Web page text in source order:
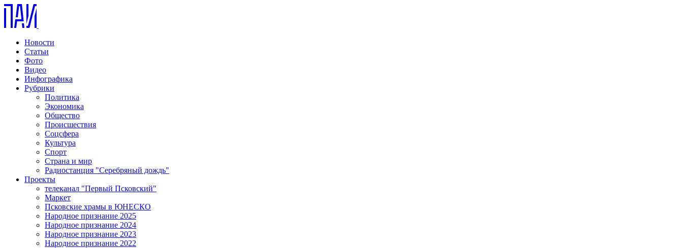
Новости
Статьи
Фото
Видео
Инфографика
Рубрики
Политика
Экономика
Общество
Происшествия
Соцсфера
Культура
Спорт
Страна и мир
Радиостанция "Серебряный дождь"
Проекты
телеканал "Первый Псковский"
Маркет
Псковские храмы в ЮНЕСКО
Народное признание 2025
Народное признание 2024
Народное признание 2023
Народное признание 2022